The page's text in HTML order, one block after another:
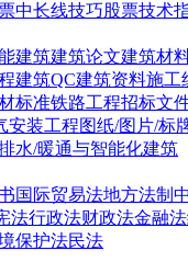
中长线技巧股票技术
建筑建筑论文建筑材
建筑QC建筑资料施工
标准铁路工程招标文
安装工程图纸/图片/标
水/暖通与智能化建筑
国际贸易法地方法制
法行政法财政法金融法
保护法民法